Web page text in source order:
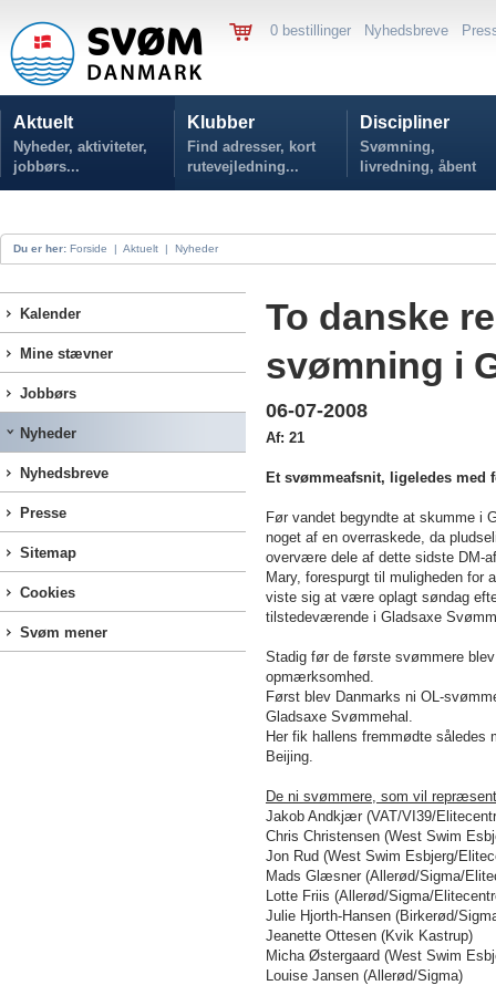
0 bestillinger Nyhedsbreve
Aktuelt
Nyheder, aktiviteter,
jobbørs...
Klubber
Find adresser, kort
rutevejledning...
Discipliner
Svømning,
livredning, åbent
vand...
Du er her: Forside | Aktuelt | Nyheder
Kalender
Mine stævner
Jobbørs
Nyheder
Nyhedsbreve
Presse
Sitemap
Cookies
Svøm mener
To danske
svømning i
06-07-2008
Af: 21
Et svømmeafsnit, ligeledes
Før vandet begyndte at skumme i
noget af en overraskede, da
overvære dele af dette sidste DM-
Mary, forespurgt til muligheden for
viste sig at være oplagt søndag
tilstedeværende i Gladsaxe
Stadig før de første svømmere
opmærksomhed.
Først blev Danmarks ni OL-
Gladsaxe Svømmehal.
Her fik hallens fremmødte således
Beijing.
De ni svømmere, som vil
Jakob Andkjær (VAT/VI39/
Chris Christensen (West Swim
Jon Rud (West Swim Esbjerg/
Mads Glæsner (Allerød/Sigma/
Lotte Friis (Allerød/Sigma/
Julie Hjorth-Hansen (Birkerød/
Jeanette Ottesen (Kvik Kastrup)
Micha Østergaard (West Swim
Louise Jansen (Allerød/Sigma)